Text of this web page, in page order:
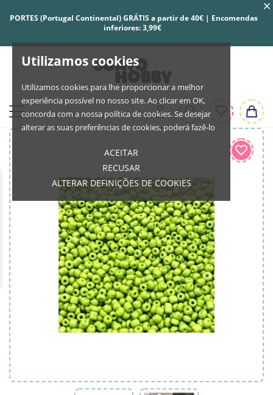
Utilizamos cookies
Utilizamos cookies para lhe proporcionar a melhor
experiência possível no nosso site. Ao clicar em OK,
concorda com a nossa política de cookies. Se desejar
alterar as suas preferências de cookies, poderá fazê-lo
ACEITAR
RECUSAR
ALTERAR DEFINIÇÕES DE COOKIES
PORTES (Portugal Continental) GRÁTIS a partir de 40€ | Encomendas
inferiores: 3,99€